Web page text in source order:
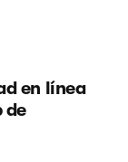
en línea
de